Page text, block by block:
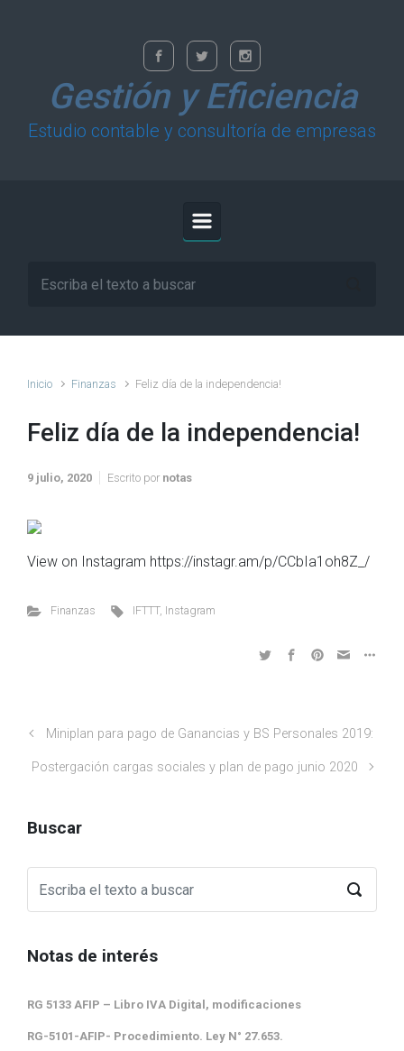
Gestión y Eficiencia
Estudio contable y consultoría de empresas
Inicio Finanzas Feliz día de la independencia!
Feliz día de la independencia!
9 julio, 2020 Escrito por notas
View on Instagram https://instagr.am/p/CCbIa1oh8Z_/
Finanzas IFTTT, Instagram
Miniplan para pago de Ganancias y BS Personales 2019:
Postergación cargas sociales y plan de pago junio 2020
Buscar
Notas de interés
RG 5133 AFIP – Libro IVA Digital, modificaciones
RG-5101-AFIP- Procedimiento. Ley N° 27.653.